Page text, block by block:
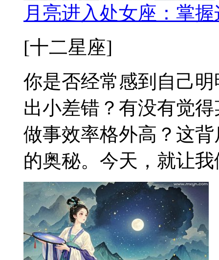
月亮进入处女座：掌
[十二星座]
你是否经常感到自己
出小差错？有没有觉
做事效率格外高？这
的奥秘。今天，就让